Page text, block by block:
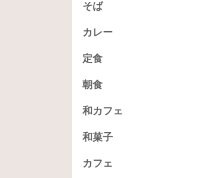
そば
カレー
定食
朝食
和カフェ
和菓子
カフェ